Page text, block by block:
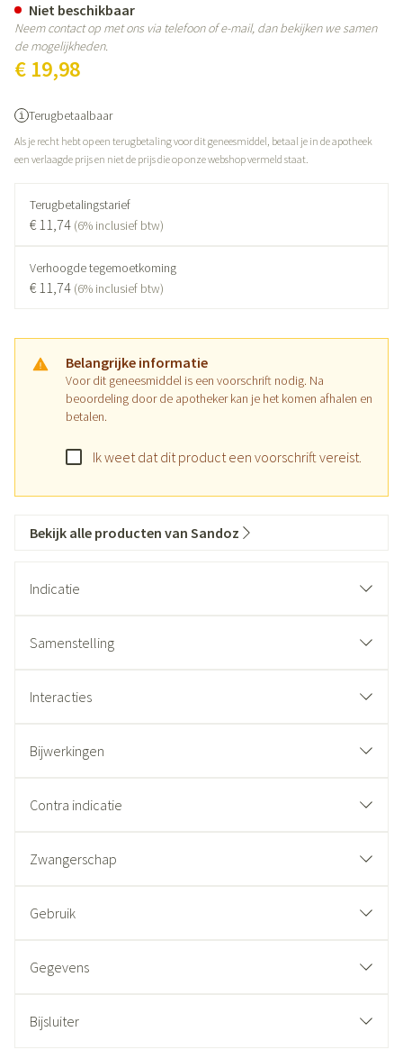
€ 19,98
Terugbetaalbaar
Als je recht hebt op een terugbetaling voor dit geneesmiddel, betaal je in de apotheek
een verlaagde prijs en niet de prijs die op onze webshop vermeld staat.
Terugbetalingstarief
€ 11,74 (6% inclusief btw)
Verhoogde tegemoetkoming
€ 11,74 (6% inclusief btw)
Belangrijke informatie
Voor dit geneesmiddel is een voorschrift nodig. Na
beoordeling door de apotheker kan je het komen afhalen en
betalen.
Ik weet dat dit product een voorschrift vereist.
Niet beschikbaar
Neem contact op met ons via telefoon of e-mail, dan bekijken we samen
de mogelijkheden.
Bekijk alle producten van Sandoz
Indicatie
Samenstelling
Interacties
Bijwerkingen
Contra indicatie
Zwangerschap
Gebruik
Gegevens
Bijsluiter